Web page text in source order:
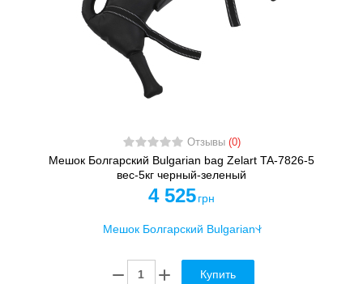
Отзывы (0)
Мешок Болгарский Bulgarian bag Zelart TA-7826-5
вес-5кг черный-зеленый
4 525 грн
Купить